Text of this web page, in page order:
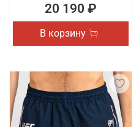
20 190 ₽
В корзину